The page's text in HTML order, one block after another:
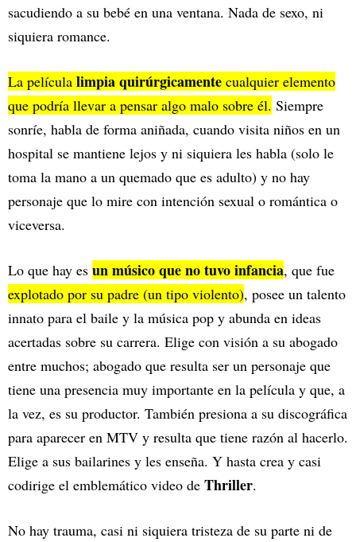
sacudiendo a su bebé en una ventana. Nada de sexo, ni
siquiera romance.
La película limpia quirúrgicamente cualquier elemento
que podría llevar a pensar algo malo sobre él. Siempre
sonríe, habla de forma aniñada, cuando visita niños en un
hospital se mantiene lejos y ni siquiera les habla (solo le
toma la mano a un quemado que es adulto) y no hay
personaje que lo mire con intención sexual o romántica o
viceversa.
Lo que hay es un músico que no tuvo infancia, que fue
explotado por su padre (un tipo violento), posee un talento
innato para el baile y la música pop y abunda en ideas
acertadas sobre su carrera. Elige con visión a su abogado
entre muchos; abogado que resulta ser un personaje que
tiene una presencia muy importante en la película y que, a
la vez, es su productor. También presiona a su discográfica
para aparecer en MTV y resulta que tiene razón al hacerlo.
Elige a sus bailarines y les enseña. Y hasta crea y casi
codirige el emblemático video de Thriller.
No hay trauma, casi ni siquiera tristeza de su parte ni de